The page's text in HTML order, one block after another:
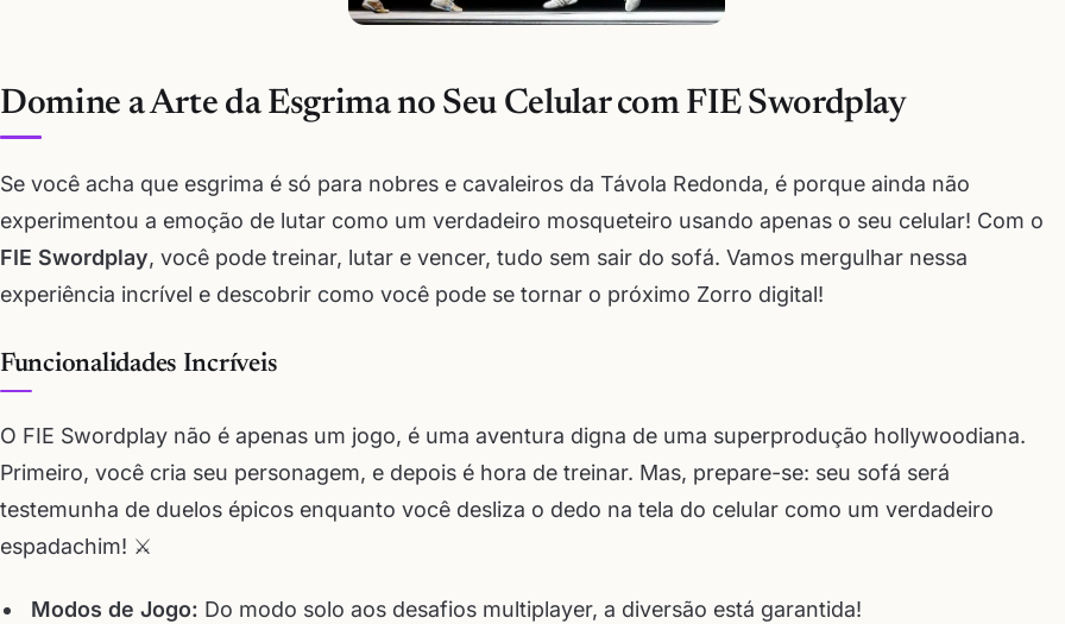
Domine a Arte da Esgrima no Seu Celular com FIE Swordplay
Se você acha que esgrima é só para nobres e cavaleiros da Távola Redonda, é porque ainda não
experimentou a emoção de lutar como um verdadeiro mosqueteiro usando apenas o seu celular! Com o
FIE Swordplay, você pode treinar, lutar e vencer, tudo sem sair do sofá. Vamos mergulhar nessa
experiência incrível e descobrir como você pode se tornar o próximo Zorro digital!
Funcionalidades Incríveis
O FIE Swordplay não é apenas um jogo, é uma aventura digna de uma superprodução hollywoodiana.
Primeiro, você cria seu personagem, e depois é hora de treinar. Mas, prepare-se: seu sofá será
testemunha de duelos épicos enquanto você desliza o dedo na tela do celular como um verdadeiro
espadachim! ⚔️
Modos de Jogo: Do modo solo aos desafios multiplayer, a diversão está garantida!